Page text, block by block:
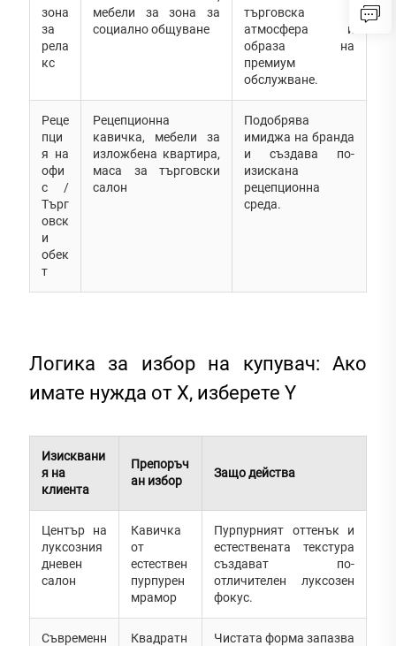
зона
за
рела
кс
мебели за зона за
социално общуване
търговска
атмосфера и
образа на
премиум
обслужване.
Реце
пци
я на
офи
с /
Търг
овск
и
обек
т
Рецепционна
кавичка, мебели за
изложбена квартира,
маса за търговски
салон
Подобрява
имиджа на бранда
и създава по-
изискана
рецепционна
среда.
Логика за избор на купувач: Ако
имате нужда от X, изберете Y
Изисквани
я на
клиента
Препоръч
ан избор
Защо действа
Център на
луксозния
дневен
салон
Кавичка
от
естествен
пурпурен
мрамор
Пурпурният оттенък и
естествената текстура
създават по-
отличителен луксозен
фокус.
Съвременн
Квадратн
Чистата форма запазва